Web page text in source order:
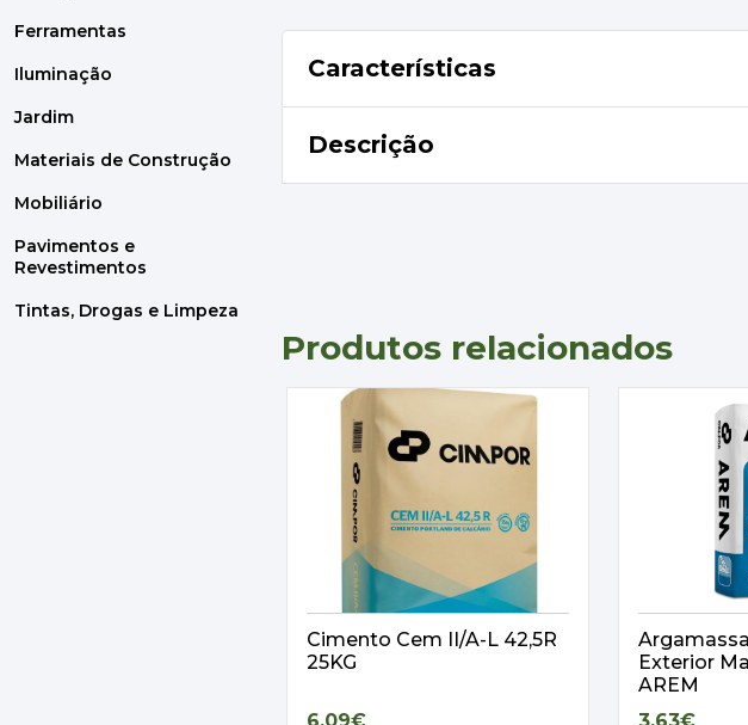
Ferramentas
Iluminação
Jardim
Materiais de Construção
Mobiliário
Pavimentos e
Revestimentos
Tintas, Drogas e Limpeza
Características
Descrição
Produtos relacionados
Cimento Cem II/A-L 42,5R
25KG
Exterior
AREM